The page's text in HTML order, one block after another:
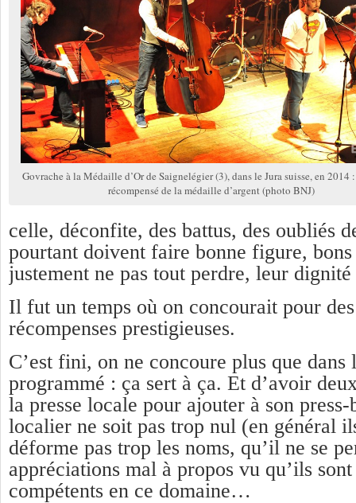
Govrache à la Médaille d’Or de Saignelégier (3), dans le Jura suisse, en 2014
récompensé de la médaille d’argent (photo BNJ)
celle, déconfite, des battus, des oubliés
pourtant doivent faire bonne figure,
justement ne pas tout perdre, leur
Il fut un temps où on concourait pour
récompenses prestigieuses.
C’est fini, on ne concoure plus que dans
programmé : ça sert à ça. Et d’avoir
la presse locale pour ajouter à son
localier ne soit pas trop nul (en général
déforme pas trop les noms, qu’il ne se
appréciations mal à propos vu qu’ils
compétents en ce domaine…